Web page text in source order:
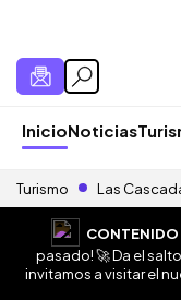
InicioNoticias
Turismo Las
CONTENIDO
pasado! 🚀 Da el
invitamos a visitar el